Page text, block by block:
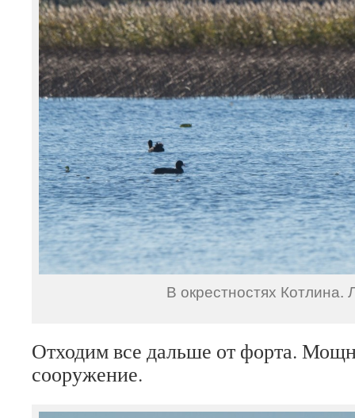
В окрестностях Котлина.
Отходим все дальше от форта.
сооружение.